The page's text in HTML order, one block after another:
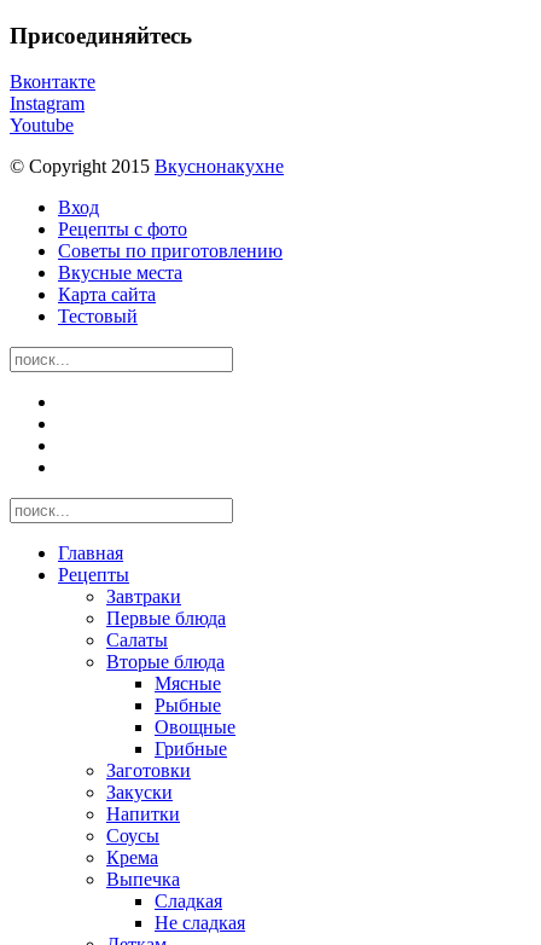
Присоединяйтесь
Вконтакте
Instagram
Youtube
© Copyright 2015 Вкуснонакухне
Вход
Рецепты с фото
Советы по приготовлению
Вкусные места
Карта сайта
Тестовый
Главная
Рецепты
Завтраки
Первые блюда
Салаты
Вторые блюда
Мясные
Рыбные
Овощные
Грибные
Заготовки
Закуски
Напитки
Соусы
Крема
Выпечка
Сладкая
Не сладкая